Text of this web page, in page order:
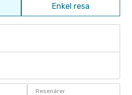
Enkel resa
Resenärer